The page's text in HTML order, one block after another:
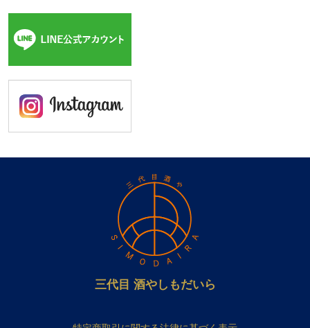
三代目 酒やしもだいら